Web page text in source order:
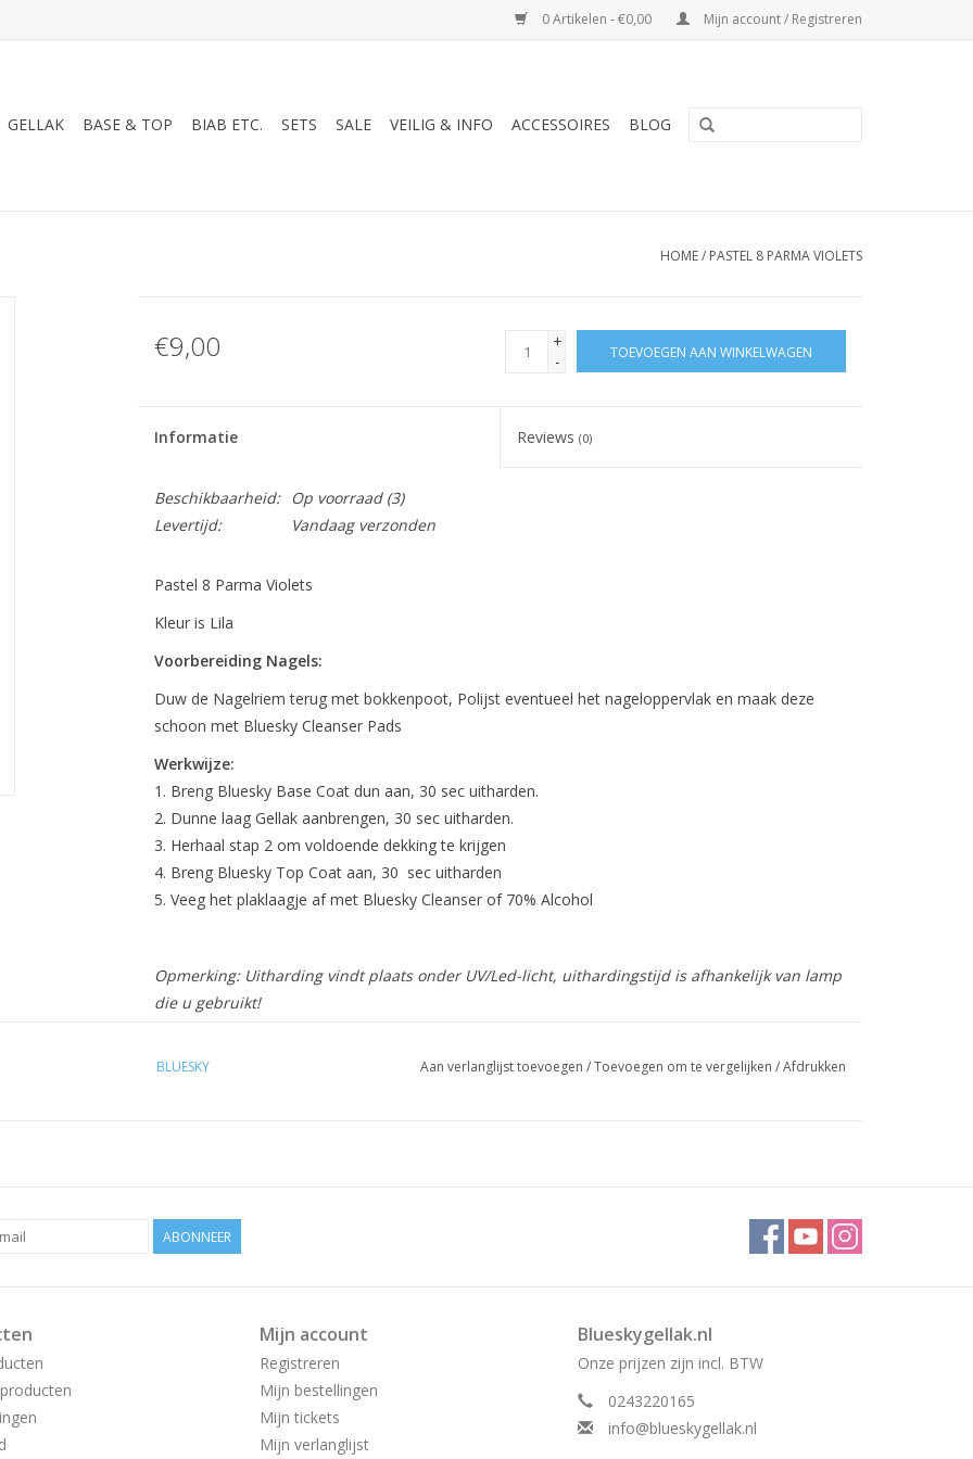
0 Artikelen - €0,00 Mijn account / Registreren
GELLAK BASE & TOP BIAB ETC. SETS SALE VEILIG & INFO ACCESSOIRES BLOG
HOME/ PASTEL 8 PARMA VIOLETS
€9,00
+
-
TOEVOEGEN AAN WINKELWAGEN
Informatie Reviews(0)
Beschikbaarheid: Op voorraad(3)
Levertijd:
Vandaag verzonden
Pastel 8 Parma Violets
Kleur is Lila
Voorbereiding Nagels:
Duw de Nagelriem terug met bokkenpoot, Polijst eventueel het nageloppervlak en maak deze
schoon met Bluesky Cleanser Pads
Werkwijze:
Breng Bluesky Base Coat dun aan, 30 sec uitharden.
Dunne laag Gellak aanbrengen, 30 sec uitharden.
Herhaal stap 2 om voldoende dekking te krijgen
Breng Bluesky Top Coat aan, 30 sec uitharden
Veeg het plaklaagje af met Bluesky Cleanser of 70% Alcohol
Opmerking: Uitharding vindt plaats onder UV/Led-licht, uithardingstijd is afhankelijk van lamp
die u gebruikt!
BLUESKY Aan verlanglijst toevoegen /Toevoegen om te vergelijken /Afdrukken
ABONNEER
Mijn account
Registreren
Mijn bestellingen
Mijn tickets
Mijn verlanglijst
Blueskygellak.nl
Onze prijzen zijn incl. BTW
0243220165
info@blueskygellak.nl